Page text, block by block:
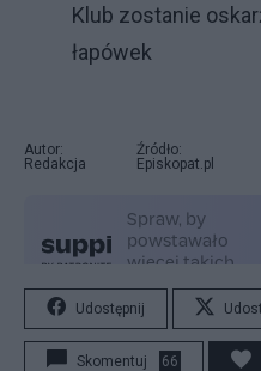
Klub zostanie
łapówek
Autor:
Redakcja
Źródło:
Episkopat.pl
Udostępnij
Skomentuj 66